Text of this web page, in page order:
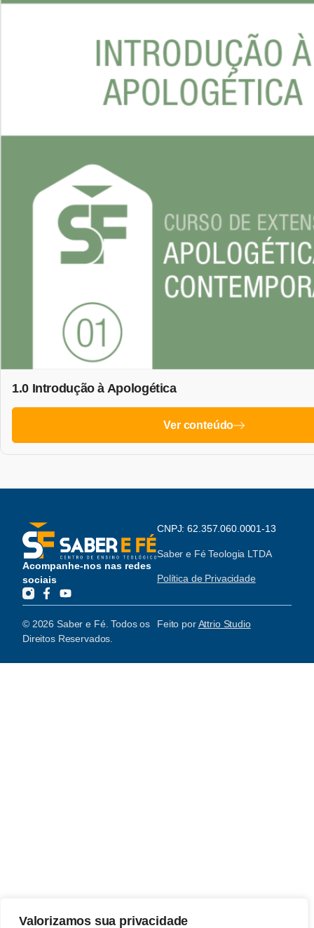
Valorizamos sua privacidade
1.0 Introdução à Apologética
Ver conteúdo
Acompanhe-nos nas redes
sociais
CNPJ: 62.357.060.0001-13
Saber e Fé Teologia LTDA
Política de Privacidade
© 2026 Saber e Fé. Todos os
Direitos Reservados.
Feito porAttrio Studio